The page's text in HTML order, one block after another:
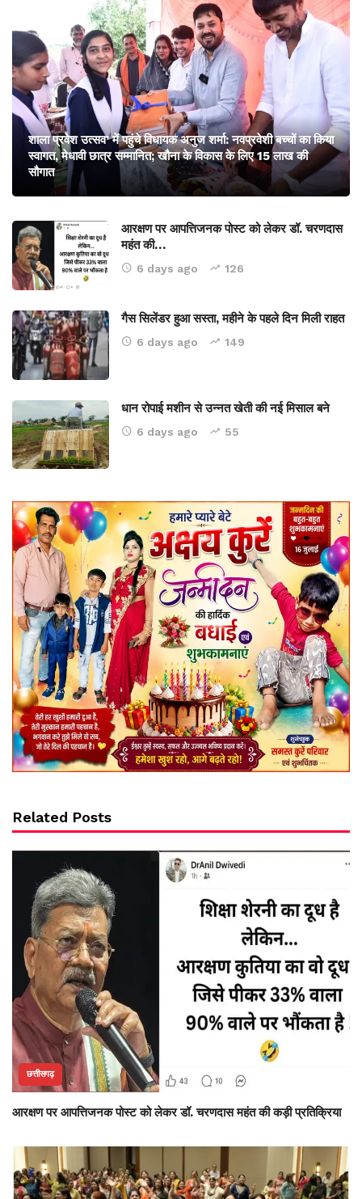
शाला प्रवेश उत्सव’ में पहुंचे विधायक अनुज शर्मा: नवप्रवेशी बच्चों का किया
स्वागत, मेधावी छात्र सम्मानित; खौना के विकास के लिए 15 लाख की
सौगात
आरक्षण पर आपत्तिजनक पोस्ट को लेकर डॉ. चरणदास
महंत की…
6 days ago 126
गैस सिलेंडर हुआ सस्ता, महीने के पहले दिन मिली राहत
6 days ago 149
धान रोपाई मशीन से उन्नत खेती की नई मिसाल बने
6 days ago 55
Related Posts
छत्तीसगढ़
आरक्षण पर आपत्तिजनक पोस्ट को लेकर डॉ. चरणदास महंत की कड़ी प्रतिक्रिया